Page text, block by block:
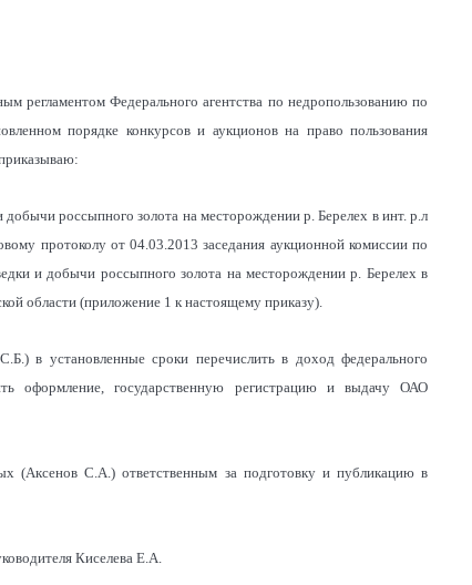
регламентом Федерального агентства по недропользованию по
порядке конкурсов и аукционов на право пользования
россыпного золота на месторождении р. Берелех в инт. р.л
протоколу от 04.03.2013 заседания аукционной комиссии по
и добычи россыпного золота на месторождении р. Берелех в
области (приложение 1 к настоящему приказу).
в установленные сроки перечислить в доход федерального
оформление, государственную регистрацию и выдачу ОАО
(Аксенов С.А.) ответственным за подготовку и публикацию в
Киселева Е.А.